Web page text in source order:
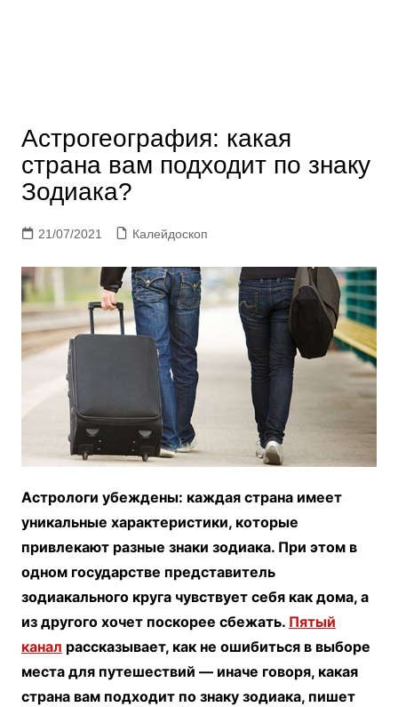
Астрогеография: какая
страна вам подходит по знаку
Зодиака?
21/07/2021 Калейдоскоп
Астрологи убеждены: каждая страна имеет
уникальные характеристики, которые
привлекают разные знаки зодиака. При этом в
одном государстве представитель
зодиакального круга чувствует себя как дома, а
из другого хочет поскорее сбежать. Пятый
канал рассказывает, как не ошибиться в выборе
места для путешествий — иначе говоря, какая
страна вам подходит по знаку зодиака, пишет